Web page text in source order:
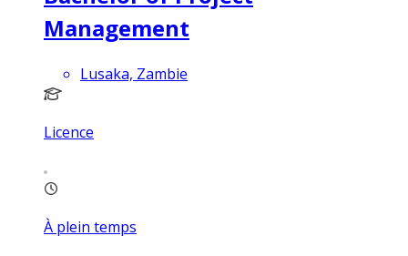
Management
Lusaka, Zambie
Licence
À plein temps